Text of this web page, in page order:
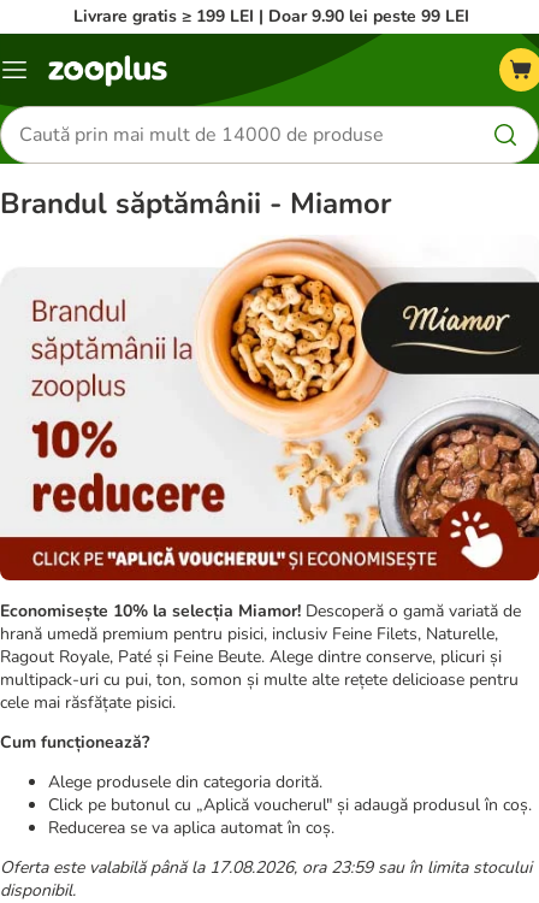
Livrare gratis ≥ 199 LEI | Doar 9.90 lei peste 99 LEI
Categorii
Căutare
produse
Brandul săptămânii - Miamor
Economisește 10% la selecția Miamor! Descoperă o gamă variată de
hrană umedă premium pentru pisici, inclusiv Feine Filets, Naturelle,
Ragout Royale, Paté și Feine Beute. Alege dintre conserve, plicuri și
multipack-uri cu pui, ton, somon și multe alte rețete delicioase pentru
cele mai răsfățate pisici.
Cum funcționează?
Alege produsele din categoria dorită.
Click pe butonul cu „Aplică voucherul" și adaugă produsul în coș.
Reducerea se va aplica automat în coș.
Oferta este valabilă până la 17.08.2026, ora 23:59 sau în limita stocului
disponibil.